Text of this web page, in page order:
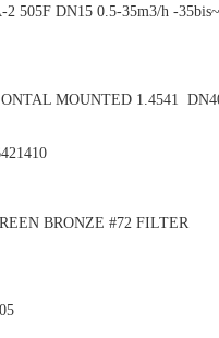
505F DN15 0.5-35m3/h -
MOUNTED 1.4541
BRONZE #72 FILTER